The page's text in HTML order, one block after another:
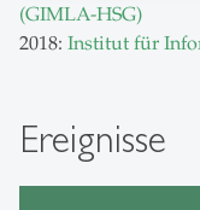
(GIMLA-HSG)
2018: Institut für
Ereignisse